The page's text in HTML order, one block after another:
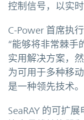
控制信号，以实
C-Power 首席执
“能够将非常棘手
实用解决方案，
为可用于多种移
是一种领先技术
SeaRAY 的可扩